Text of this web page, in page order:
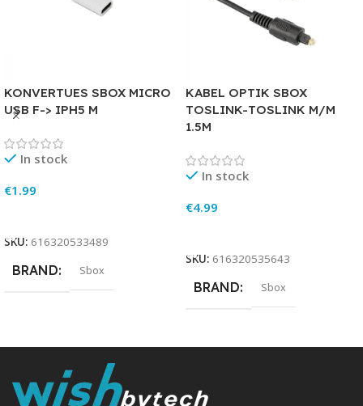
KONVERTUES SBOX MICRO
USB F-> IPH5 M
In stock
€1.99
SKU: 616320533489
BRAND Sbox
KABEL OPTIK SBOX
TOSLINK-TOSLINK M/M
1.5M
In stock
€4.99
SKU: 616320535643
BRAND Sbox